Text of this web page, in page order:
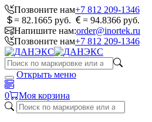
Позвоните нам+7 812 209-1346
= 82.1665 руб.
= 94.8366 руб.
Напишите нам:order@inortek.ru
Позвоните нам+7 812 209-1346
Открыть меню
0 Моя корзина